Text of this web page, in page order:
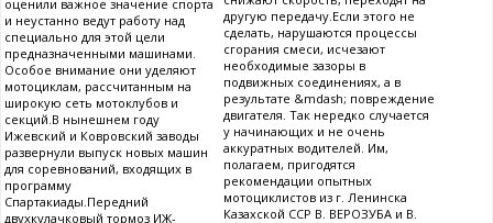
оценили важное значение спорта
и неустанно ведут работу над
специально для этой цели
предназначенными машинами.
Особое внимание они уделяют
мотоциклам, рассчитанным на
широкую сеть мотоклубов и
секций.В нынешнем году
Ижевский и Ковровский заводы
развернули выпуск новых машин
для соревнований, входящих в
программу
Спартакиады.Передний
двухкулачковый тормоз ИЖ-
другую передачу.Если этого не
сделать, нарушаются процессы
сгорания смеси, исчезают
необходимые зазоры в
подвижных соединениях, а в
результате &mdash; повреждение
двигателя. Так нередко случается
у начинающих и не очень
аккуратных водителей. Им,
полагаем, пригодятся
рекомендации опытных
мотоциклистов из г. Ленинска
Казахской ССР В. ВЕРОЗУБА и В.